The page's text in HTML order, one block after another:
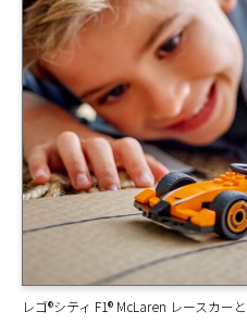
レゴ®シティ F1® McLaren レースカー